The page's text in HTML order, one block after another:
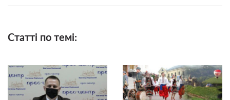
Статті по темі: